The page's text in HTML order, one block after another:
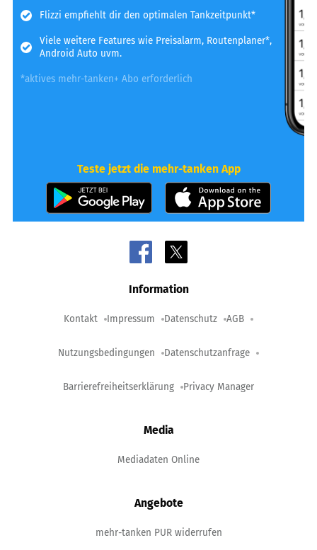
Flizzi empfiehlt dir den optimalen Tankzeitpunkt*
Viele weitere Features wie Preisalarm, Routenplaner*,
Android Auto uvm.
*aktives mehr-tanken+ Abo erforderlich
Teste jetzt die mehr-tanken App
Information
Kontakt Impressum Datenschutz AGB
Nutzungsbedingungen Datenschutzanfrage
Barrierefreiheitserklärung Privacy Manager
Media
Mediadaten Online
Angebote
mehr-tanken PUR widerrufen